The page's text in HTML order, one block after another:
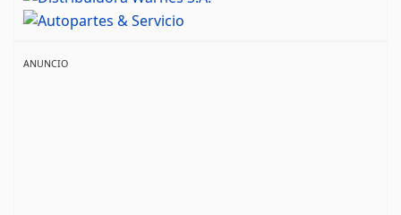
ANUNCIO